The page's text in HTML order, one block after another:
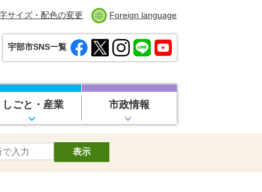
サイズ・配色の変更 Foreign language
宇部市SNS一覧
しごと・産業 市政情報